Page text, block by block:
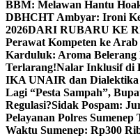
BBM: Melawan Hantu
DBHCHT Ambyar: Ironi
2026DARI RUBARU KE
Perawat Kompeten ke Arab
Karduluk: Aroma Belerang
Terlarang!Nalar Inklusif di
IKA UNAIR dan Dialektika
Lagi “Pesta Sampah”,
Regulasi?Sidak Pospam:
Pelayanan Polres Sumenep
Waktu Sumenep: Rp300